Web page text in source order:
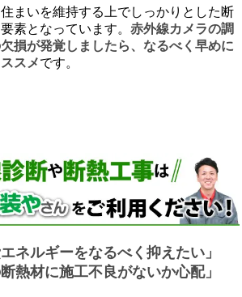
まいを維持する上でしっかりとした断
素となっています。 赤外線カメラの調
損が発覚しましたら、なるべく早めに
スメです。
ネルギーをなるべく抑えたい」
熱材に施工不良がないか心配」